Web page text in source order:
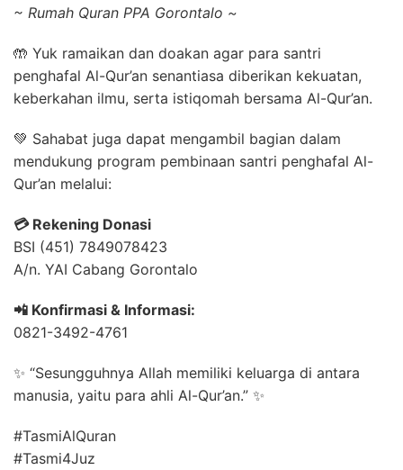
~ Rumah Quran PPA Gorontalo ~
🤲 Yuk ramaikan dan doakan agar para santri
penghafal Al-Qur’an senantiasa diberikan kekuatan,
keberkahan ilmu, serta istiqomah bersama Al-Qur’an.
💚 Sahabat juga dapat mengambil bagian dalam
mendukung program pembinaan santri penghafal Al-
Qur’an melalui:
💳 Rekening Donasi
BSI (451) 7849078423
A/n. YAI Cabang Gorontalo
📲 Konfirmasi & Informasi:
0821-3492-4761
✨ “Sesungguhnya Allah memiliki keluarga di antara
manusia, yaitu para ahli Al-Qur’an.” ✨
#TasmiAlQuran
#Tasmi4Juz